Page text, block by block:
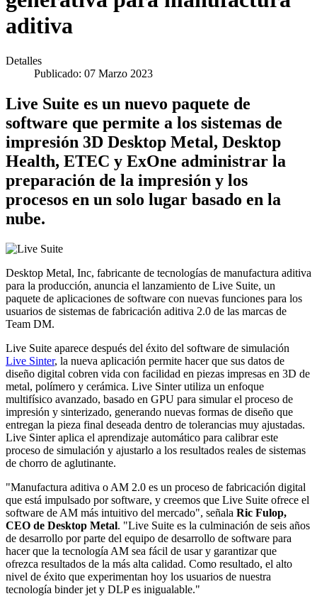
aditiva
Detalles
Publicado: 07 Marzo 2023
Live Suite es un nuevo paquete de
software que permite a los sistemas de
impresión 3D Desktop Metal, Desktop
Health, ETEC y ExOne administrar la
preparación de la impresión y los
procesos en un solo lugar basado en la
nube.
Desktop Metal, Inc, fabricante de tecnologías de manufactura aditiva
para la producción, anuncia el lanzamiento de Live Suite, un
paquete de aplicaciones de software con nuevas funciones para los
usuarios de sistemas de fabricación aditiva 2.0 de las marcas de
Team DM.
Live Suite aparece después del éxito del software de simulación
Live Sinter, la nueva aplicación permite hacer que sus datos de
diseño digital cobren vida con facilidad en piezas impresas en 3D de
metal, polímero y cerámica. Live Sinter utiliza un enfoque
multifísico avanzado, basado en GPU para simular el proceso de
impresión y sinterizado, generando nuevas formas de diseño que
entregan la pieza final deseada dentro de tolerancias muy ajustadas.
Live Sinter aplica el aprendizaje automático para calibrar este
proceso de simulación y ajustarlo a los resultados reales de sistemas
de chorro de aglutinante.
"Manufactura aditiva o AM 2.0 es un proceso de fabricación digital
que está impulsado por software, y creemos que Live Suite ofrece el
software de AM más intuitivo del mercado", señala Ric Fulop,
CEO de Desktop Metal. "Live Suite es la culminación de seis años
de desarrollo por parte del equipo de desarrollo de software para
hacer que la tecnología AM sea fácil de usar y garantizar que
ofrezca resultados de la más alta calidad. Como resultado, el alto
nivel de éxito que experimentan hoy los usuarios de nuestra
tecnología binder jet y DLP es inigualable."